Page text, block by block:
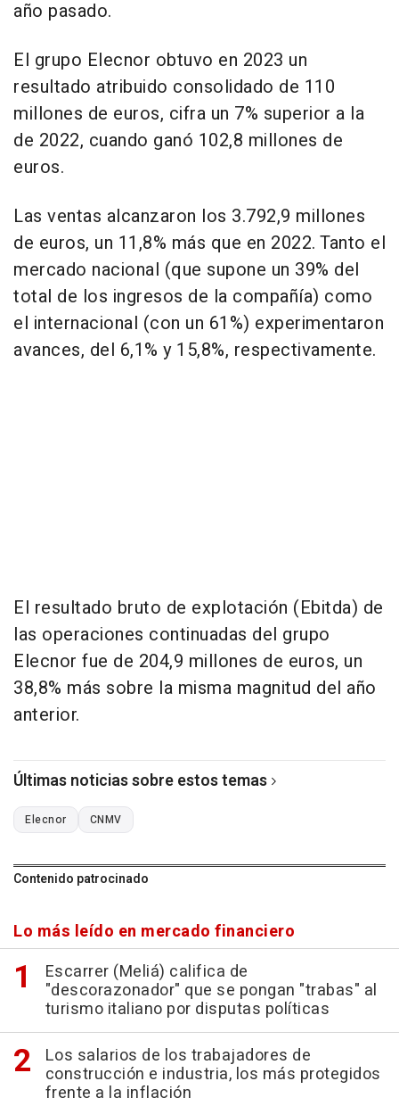
año pasado.
El grupo Elecnor obtuvo en 2023 un
resultado atribuido consolidado de 110
millones de euros, cifra un 7% superior a la
de 2022, cuando ganó 102,8 millones de
euros.
Las ventas alcanzaron los 3.792,9 millones
de euros, un 11,8% más que en 2022. Tanto el
mercado nacional (que supone un 39% del
total de los ingresos de la compañía) como
el internacional (con un 61%) experimentaron
avances, del 6,1% y 15,8%, respectivamente.
El resultado bruto de explotación (Ebitda) de
las operaciones continuadas del grupo
Elecnor fue de 204,9 millones de euros, un
38,8% más sobre la misma magnitud del año
anterior.
Últimas noticias sobre estos temas
Elecnor CNMV
Contenido patrocinado
Lo más leído en mercado financiero
Escarrer (Meliá) califica de
"descorazonador" que se pongan "trabas" al
turismo italiano por disputas políticas
Los salarios de los trabajadores de
construcción e industria, los más protegidos
frente a la inflación